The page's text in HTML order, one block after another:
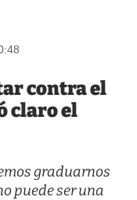
contra el
claro el
graduarnos
puede ser una